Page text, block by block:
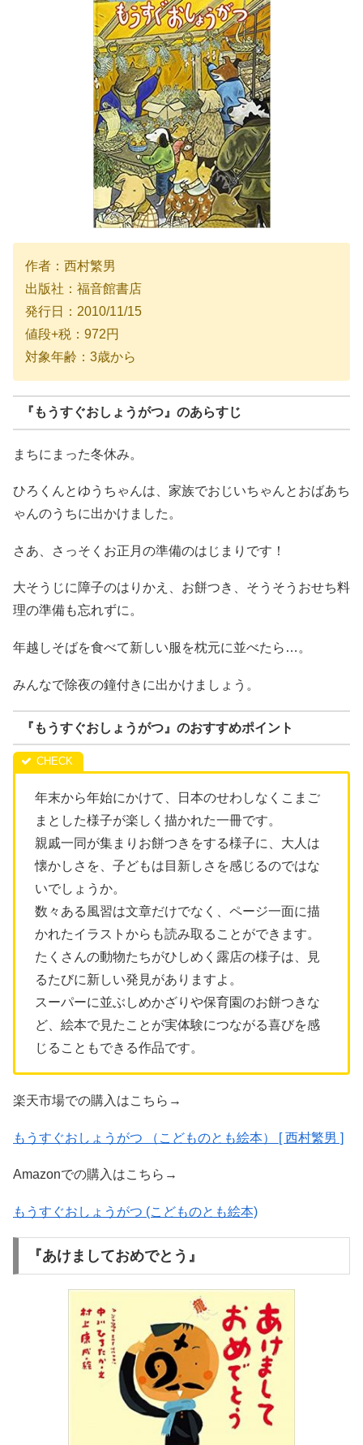
作者：西村繁男
出版社：福音館書店
発行日：2010/11/15
値段+税：972円
対象年齢：3歳から
『もうすぐおしょうがつ』のあらすじ
まちにまった冬休み。
ひろくんとゆうちゃんは、家族でおじいちゃんとおばあち
ゃんのうちに出かけました。
さあ、さっそくお正月の準備のはじまりです！
大そうじに障子のはりかえ、お餅つき、そうそうおせち料
理の準備も忘れずに。
年越しそばを食べて新しい服を枕元に並べたら…。
みんなで除夜の鐘付きに出かけましょう。
『もうすぐおしょうがつ』のおすすめポイント
年末から年始にかけて、日本のせわしなくこまご
まとした様子が楽しく描かれた一冊です。
親戚一同が集まりお餅つきをする様子に、大人は
懐かしさを、子どもは目新しさを感じるのではな
いでしょうか。
数々ある風習は文章だけでなく、ページ一面に描
かれたイラストからも読み取ることができます。
たくさんの動物たちがひしめく露店の様子は、見
るたびに新しい発見がありますよ。
スーパーに並ぶしめかざりや保育園のお餅つきな
ど、絵本で見たことが実体験につながる喜びを感
じることもできる作品です。
楽天市場での購入はこちら→
もうすぐおしょうがつ （こどものとも絵本） [ 西村繁男 ]
Amazonでの購入はこちら→
もうすぐおしょうがつ (こどものとも絵本)
『あけましておめでとう』